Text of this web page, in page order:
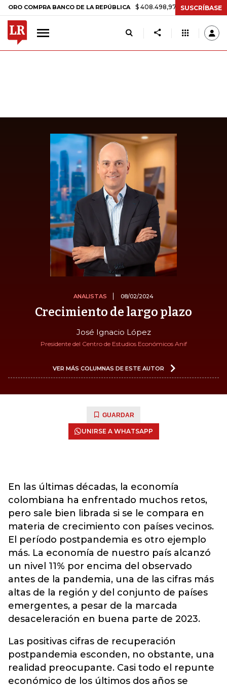
BANCO DE LA REPÚBLICA $ 408.498,97 +$ 8.753,81 +2,19%
SUSCRÍBASE
ANALISTAS 08/02/2024
Crecimiento de largo plazo
José Ignacio López
Presidente del Centro de Estudios Económicos Anif
VER MÁS COLUMNAS DE ESTE AUTOR
GUARDAR
UNIRSE A WHATSAPP
En las últimas décadas, la economía
colombiana ha enfrentado muchos retos,
pero sale bien librada si se le compara en
materia de crecimiento con países vecinos.
El período postpandemia es otro ejemplo
más. La economía de nuestro país alcanzó
un nivel 11% por encima del observado
antes de la pandemia, una de las cifras más
altas de la región y del conjunto de países
emergentes, a pesar de la marcada
desaceleración en buena parte de 2023.
Las positivas cifras de recuperación
postpandemia esconden, no obstante, una
realidad preocupante. Casi todo el repunte
económico de los últimos dos años se